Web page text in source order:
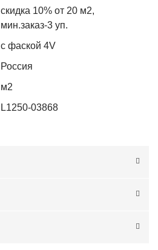
скидка 10% от 20 м2,
мин.заказ-3 уп.
с фаской 4V
Россия
м2
L1250-03868